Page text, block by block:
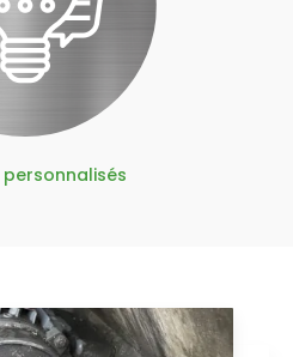
personnalisés